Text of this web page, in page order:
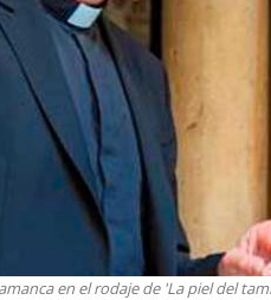
en el rodaje de 'La piel del